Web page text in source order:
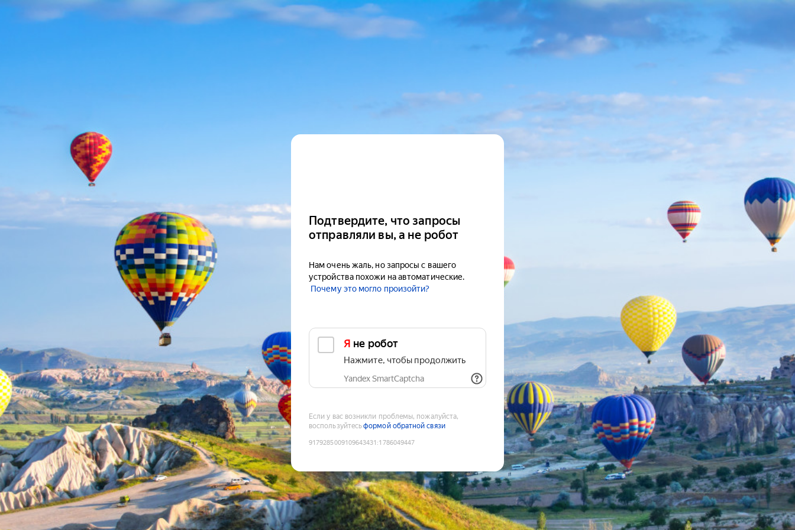
Подтвердите, что запросы
отправляли вы, а не робот
Нам очень жаль, но запросы с вашего
устройства похожи на автоматические.
Почему это могло произойти?
Я не робот
Нажмите, чтобы продолжить
Yandex SmartCaptcha
Если у вас возникли проблемы, пожалуйста,
воспользуйтесьформой обратной связи
9179285009109643431 :1786049447